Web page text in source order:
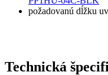
požadovanú dĺžku
Technická